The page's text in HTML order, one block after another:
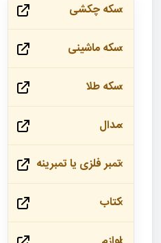
سکه چکشی
سکه ماشینی
سکه طلا
مدال
تمبر فلزی یا تمبرینه
کتاب